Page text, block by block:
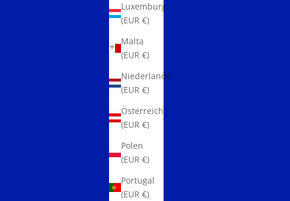
Luxemburg
(EUR €)
Malta
(EUR €)
Niederlande
(EUR €)
Österreich
(EUR €)
Polen
(EUR €)
Portugal
(EUR €)